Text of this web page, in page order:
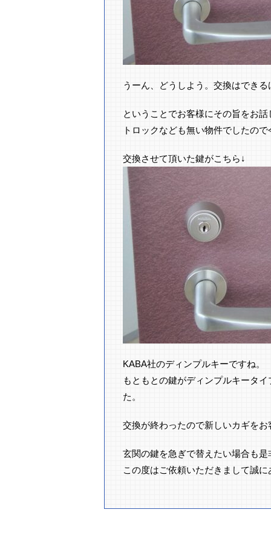
うーん、どうしよう。交換はでき
ということでお客様にその旨をお
トロックなども無い物件でしたの
交換させて頂いた鍵がこちら↓
KABA社のディンプルキーですね。
もともとの鍵がディンプルキータ
た。
交換が終わったので新しいカギを
玄関の鍵を急ぎで替えたい場合も
この度はご依頼いただきまして誠